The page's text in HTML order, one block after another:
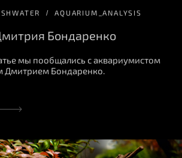
AQUARIUM_ANALYSIS
Бондаренко
мы пообщались с аквариумистом
Дмитрием Бондаренко.